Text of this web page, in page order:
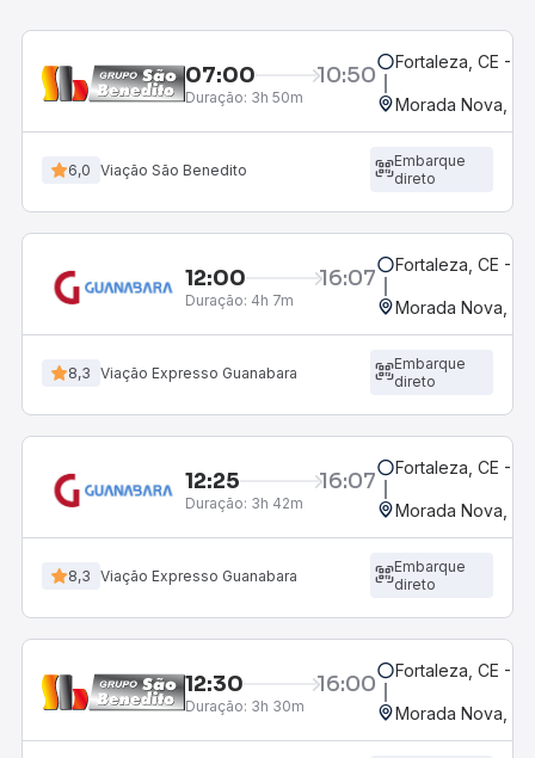
07:00 10:50
Duração: 3h 50m
Fortaleza, CE -
Morada Nova, CE
6,0 Viação São Benedito
Embarque
direto
12:00 16:07
Duração: 4h 7m
Fortaleza, CE -
Morada Nova, CE
8,3 Viação Expresso Guanabara
Embarque
direto
12:25 16:07
Duração: 3h 42m
Fortaleza, CE -
Morada Nova, CE
8,3 Viação Expresso Guanabara
Embarque
direto
12:30 16:00
Duração: 3h 30m
Fortaleza, CE -
Morada Nova, CE